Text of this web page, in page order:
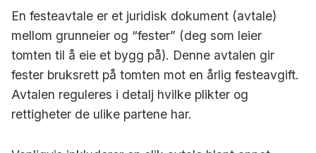
En festeavtale er et juridisk dokument (avtale)
mellom grunneier og “fester” (deg som leier
tomten til å eie et bygg på). Denne avtalen gir
fester bruksrett på tomten mot en årlig festeavgift.
Avtalen reguleres i detalj hvilke plikter og
rettigheter de ulike partene har.